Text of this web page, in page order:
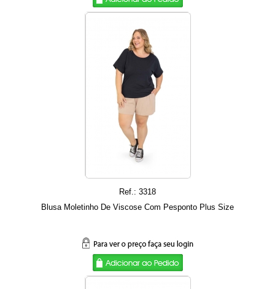
Ref.: 3318
Blusa Moletinho De Viscose Com Pesponto Plus Size